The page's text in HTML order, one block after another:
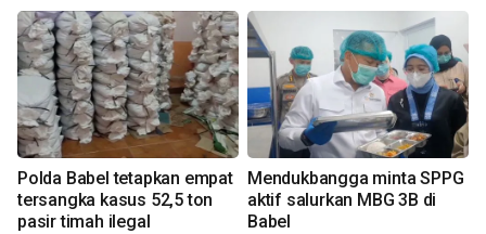
Polda Babel tetapkan empat
tersangka kasus 52,5 ton
pasir timah ilegal
Mendukbangga minta SPPG
aktif salurkan MBG 3B di
Babel